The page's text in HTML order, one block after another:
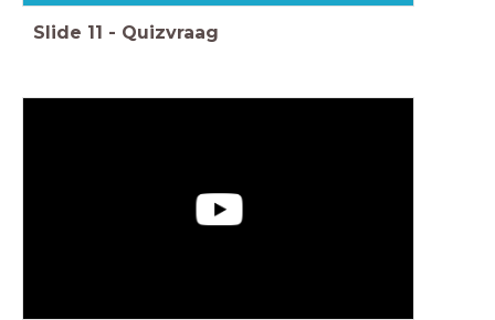
Slide 11 - Quizvraag